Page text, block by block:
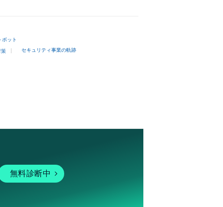
ボット
策 セキュリティ事業の軌跡
無料診断中